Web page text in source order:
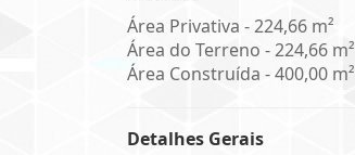
Área Privativa - 224,66 m²
Área do Terreno - 224,66 m²
Área Construída - 400,00 m²
Detalhes Gerais